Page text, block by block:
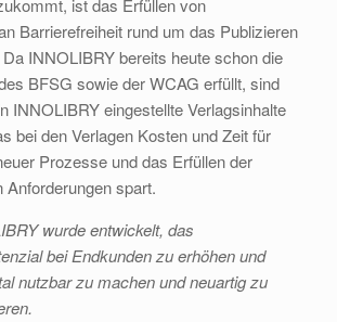
ist das Erfüllen von
Barrierefreiheit rund um das Publizieren
INNOLIBRY bereits heute schon die
BFSG sowie der WCAG erfüllt, sind
INNOLIBRY eingestellte Verlagsinhalte
bei den Verlagen Kosten und Zeit für
Prozesse und das Erfüllen der
Anforderungen spart.
wurde entwickelt, das
bei Endkunden zu erhöhen und
nutzbar zu machen und neuartig zu